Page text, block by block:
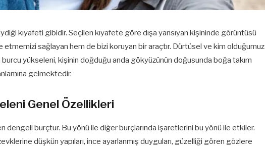
kıyafeti gibidir. Seçilen kıyafete göre dışa yansıyan kişininde görüntüsü
etmemizi sağlayan hem de bizi koruyan bir araçtır. Dürtüsel ve kim olduğumuz
burcu yükseleni, kişinin doğduğu anda gökyüzünün doğusunda boğa takım
gelmektedir.
Genel Özellikleri
dengeli burçtur. Bu yönü ile diğer burçlarında işaretlerini bu yönü ile etkiler.
düşkün yapıları, ince ayarlanmış duyguları, güzelliği gören gözlere